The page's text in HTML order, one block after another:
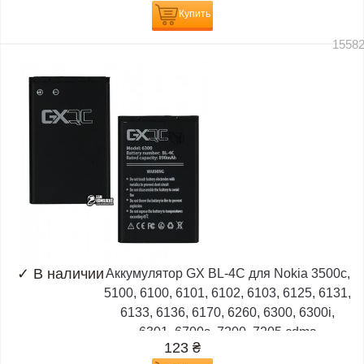
Купить
✓ В наличииАккумулятор GX BL-4C для Nokia 3500c,
5100, 6100, 6101, 6102, 6103, 6125, 6131,
6133, 6136, 6170, 6260, 6300, 6300i,
6301, 6700s, 7200, 7205 cdma
123 ₴